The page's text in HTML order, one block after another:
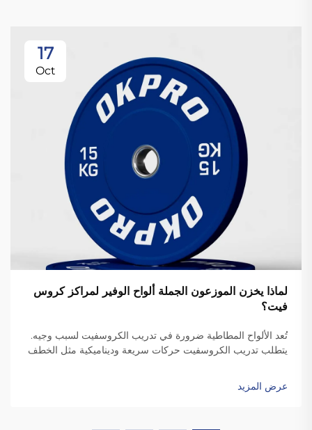
17
Oct
لماذا يخزن الموزعون الجملة ألواح الوفير لمراكز كروس
فيت؟
تُعد الألواح المطاطية ضرورة في تدريب الكروسفيت لسبب وجيه.
يتطلب تدريب الكروسفيت حركات سريعة وديناميكية مثل الخطف
القياسية، فإن الألواح المطاطية عالية الجودة تكون متينة بدرجة
كافية ل...
عرض المزيد